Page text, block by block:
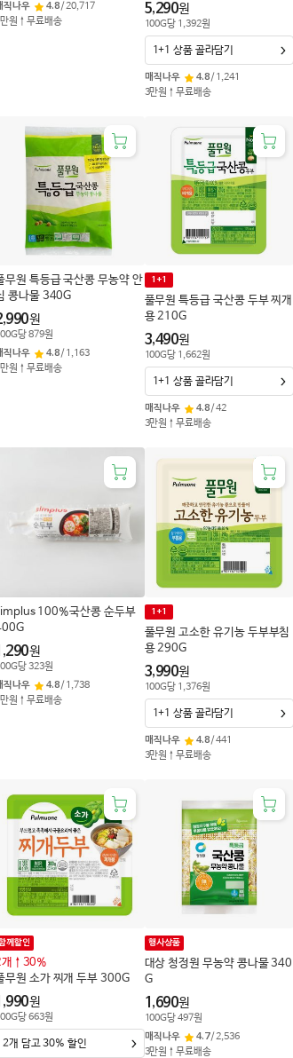
직나우
4.8/20,717
원↑무료배송
5,290원
100G당 1,392원
매직나우 4.8 / 1,241
3만원↑무료배송
1+1 상품 골라담기
무원 특등급 국산콩 무농약 안
콩나물 340G
원
G당879원
직나우
4.8/ 1,163
원↑무료배송
풀무원 특등급 국산콩 두부 찌개
용 210G
1+1
3,490원
100G당 1,662원
매직나우 4.8 /42
3만원↑무료배송
1+1 상품 골라담기
100%국산콩 순두부
원
G당323원
직나우
4.8/ 1,738
원↑무료배송
풀무원 고소한 유기농 두부부침
용 290G
1+1
3,990원
100G당 1,376원
매직나우 4.8 /441
3만원↑무료배송
1+1 상품 골라담기
무원 소가 찌개 두부 300G
께할인
↑30%
원
G당663원
2개 담고 30% 할인
대상 청정원 무농약 콩나물 340
G
행사상품
1,690원
100G당497원
매직나우
4.7/2,536
3만원↑무료배송